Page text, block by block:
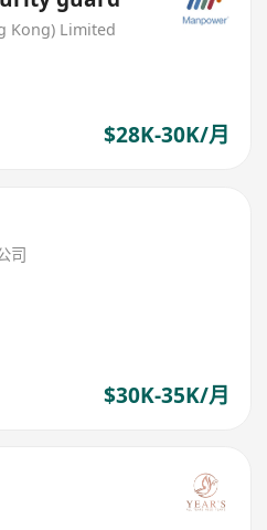
Kong) Limited
$28K-30K/月
司
$30K-35K/月